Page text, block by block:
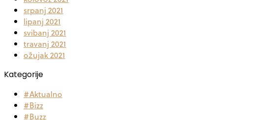
srpanj 2021
lipanj 2021
svibanj 2021
travanj 2021
ožujak 2021
Kategorije
#Aktualno
#Bizz
#Buzz